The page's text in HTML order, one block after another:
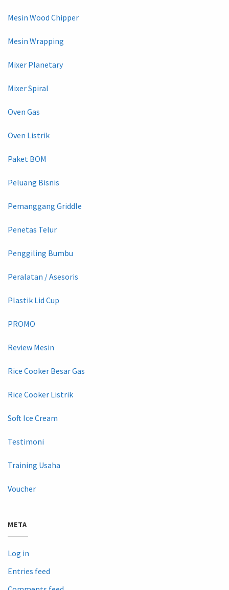
Mesin Wood Chipper
Mesin Wrapping
Mixer Planetary
Mixer Spiral
Oven Gas
Oven Listrik
Paket BOM
Peluang Bisnis
Pemanggang Griddle
Penetas Telur
Penggiling Bumbu
Peralatan / Asesoris
Plastik Lid Cup
PROMO
Review Mesin
Rice Cooker Besar Gas
Rice Cooker Listrik
Soft Ice Cream
Testimoni
Training Usaha
Voucher
META
Log in
Entries feed